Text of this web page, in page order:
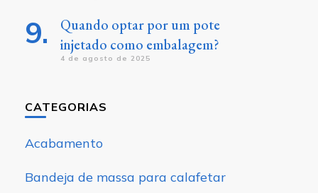
Quando optar por um pote
injetado como embalagem?
4 de agosto de 2025
CATEGORIAS
Acabamento
Bandeja de massa para calafetar